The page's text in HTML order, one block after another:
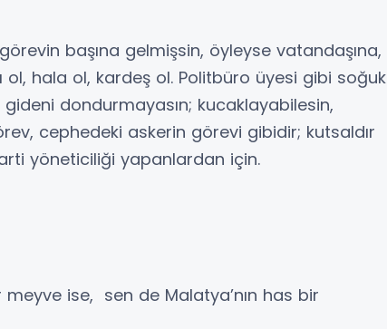
başına gelmişsin, öyleyse vatandaşına,
hala ol, kardeş ol. Politbüro üyesi gibi soğuk
dondurmayasın; kucaklayabilesin,
cephedeki askerin görevi gibidir; kutsaldır
yöneticiliği yapanlardan için.
meyve ise, sen de Malatya’nın has bir